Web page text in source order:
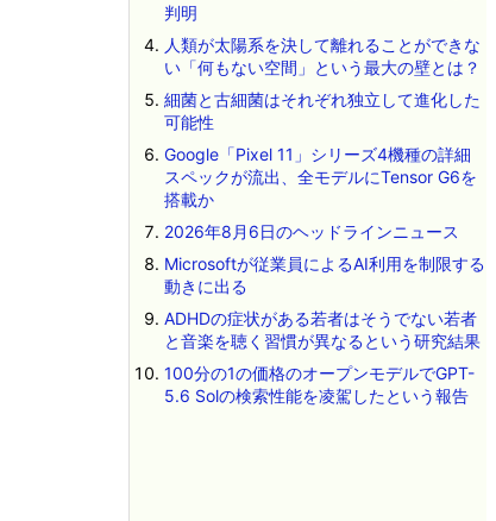
判明
人類が太陽系を決して離れることができな
い「何もない空間」という最大の壁とは？
細菌と古細菌はそれぞれ独立して進化した
可能性
Google「Pixel 11」シリーズ4機種の詳細
スペックが流出、全モデルにTensor G6を
搭載か
2026年8月6日のヘッドラインニュース
Microsoftが従業員によるAI利用を制限する
動きに出る
ADHDの症状がある若者はそうでない若者
と音楽を聴く習慣が異なるという研究結果
100分の1の価格のオープンモデルでGPT-
5.6 Solの検索性能を凌駕したという報告